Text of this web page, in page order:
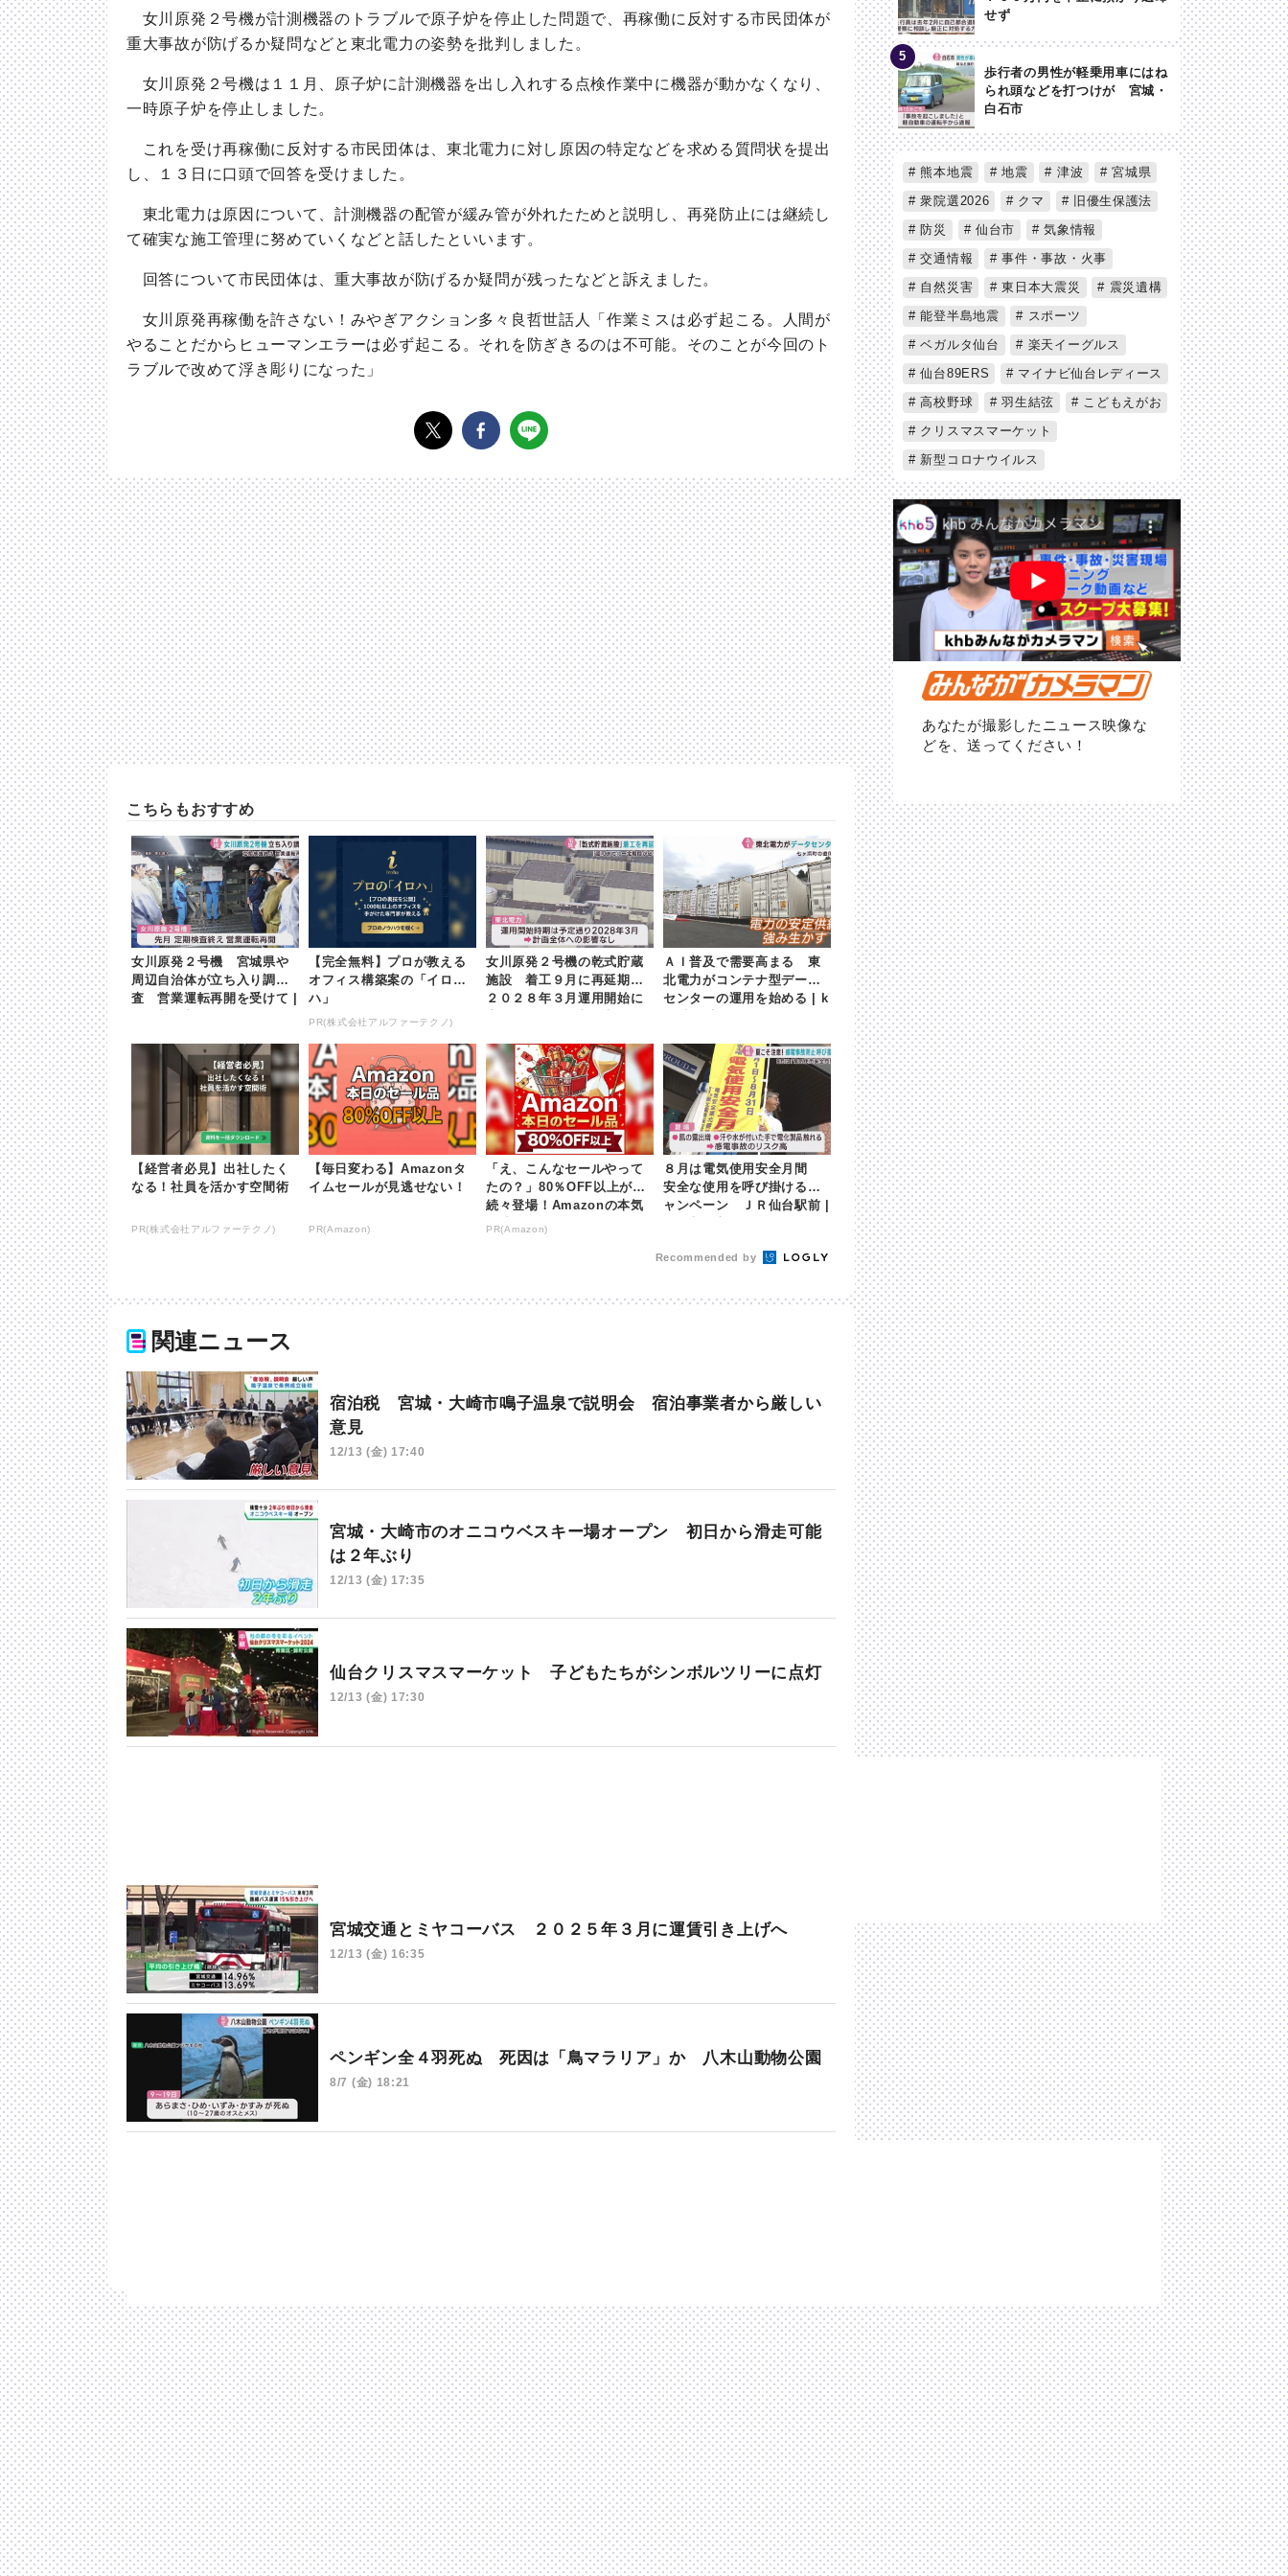
女川原発２号機が計測機器のトラブルで原子炉を停止した問題で、再稼働に反対する市民団体が
重大事故が防げるか疑問などと東北電力の姿勢を批判しました。
女川原発２号機は１１月、原子炉に計測機器を出し入れする点検作業中に機器が動かなくなり、
一時原子炉を停止しました。
これを受け再稼働に反対する市民団体は、東北電力に対し原因の特定などを求める質問状を提出
し、１３日に口頭で回答を受けました。
東北電力は原因について、計測機器の配管が緩み管が外れたためと説明し、再発防止には継続し
て確実な施工管理に努めていくなどと話したといいます。
回答について市民団体は、重大事故が防げるか疑問が残ったなどと訴えました。
女川原発再稼働を許さない！みやぎアクション多々良哲世話人「作業ミスは必ず起こる。人間が
やることだからヒューマンエラーは必ず起こる。それを防ぎきるのは不可能。そのことが今回のト
ラブルで改めて浮き彫りになった」
こちらもおすすめ
女川原発２号機 宮城県や
周辺自治体が立ち入り調
査 営業運転再開を受けて |
【完全無料】プロが教える
オフィス構築案の「イロ
ハ」
PR(株式会社アルファーテクノ)
女川原発２号機の乾式貯蔵
施設 着工９月に再延期
２０２８年３月運用開始に
ＡＩ普及で需要高まる 東
北電力がコンテナ型データ
センターの運用を始める | k
【経営者必見】出社したく
なる！社員を活かす空間術
PR(株式会社アルファーテクノ)
【毎日変わる】Amazonタ
イムセールが見逃せない！
PR(Amazon)
「え、こんなセールやって
たの？」80％OFF以上が
続々登場！Amazonの本気
が凄すぎる
PR(Amazon)
８月は電気使用安全月間
安全な使用を呼び掛けるキ
ャンペーン ＪＲ仙台駅前 |
Recommended by
関連ニュース
宿泊税 宮城・大崎市鳴子温泉で説明会 宿泊事業者から厳しい
意見
12/13 (金) 17:40
宮城・大崎市のオニコウベスキー場オープン 初日から滑走可能
は２年ぶり
12/13 (金) 17:35
仙台クリスマスマーケット 子どもたちがシンボルツリーに点灯
12/13 (金) 17:30
宮城交通とミヤコーバス ２０２５年３月に運賃引き上げへ
12/13 (金) 16:35
ペンギン全４羽死ぬ 死因は「鳥マラリア」か 八木山動物公園
8/7 (金) 18:21
せず
歩行者の男性が軽乗用車にはね
られ頭などを打つけが 宮城・
白石市
熊本地震 地震 津波
宮城県
衆院選2026
クマ
旧優生保護法
防災
仙台市
気象情報
交通情報
事件・事故・火事
自然災害
東日本大震災
震災遺構
能登半島地震
スポーツ
ベガルタ仙台
楽天イーグルス
仙台89ERS
マイナビ仙台レディース
高校野球
羽生結弦
こどもえがお
クリスマスマーケット
新型コロナウイルス
あなたが撮影したニュース映像な
どを、送ってください！